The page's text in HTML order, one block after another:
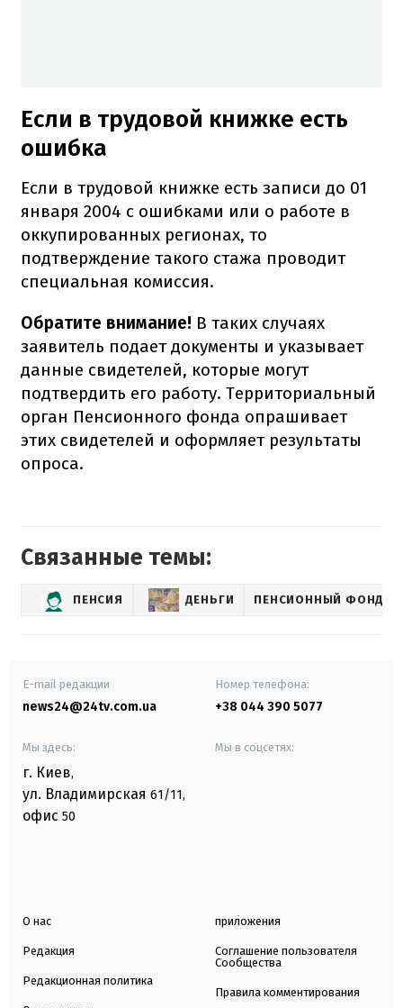
Если в трудовой книжке есть
ошибка
Если в трудовой книжке есть записи до 01
января 2004 с ошибками или о работе в
оккупированных регионах, то
подтверждение такого стажа проводит
специальная комиссия.
Обратите внимание! В таких случаях
заявитель подает документы и указывает
данные свидетелей, которые могут
подтвердить его работу. Территориальный
орган Пенсионного фонда опрашивает
этих свидетелей и оформляет результаты
опроса.
Связанные темы:
ПЕНСИЯ ДЕНЬГИ ПЕНСИОННЫЙ ФОНД
E-mail редакции
news24@24tv.com.ua
Номер телефона:
+38 044 390 5077
Мы здесь:
г. Киев,
ул. Владимирская 61/11,
офис 50
Мы в соцсетях:
О нас
Редакция
Редакционная политика
приложения
Соглашение пользователя
Сообщества
Правила комментирования